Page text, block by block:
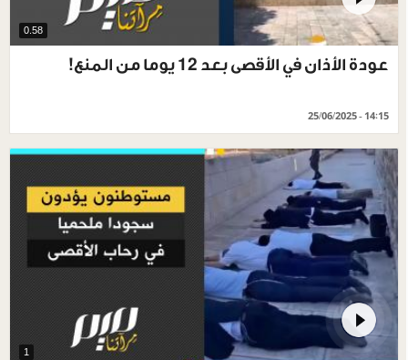
0.58
عودة الأذان في الأقصى بعد 12 يوما من المنع!
25/06/2025 - 14:15
1